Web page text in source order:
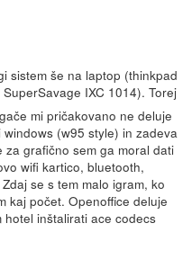
sistem še na laptop (thinkpad
IXC 1014). Torej
mi pričakovano ne deluje
(w95 style) in zadeva
grafično sem ga moral dati
wifi kartico, bluetooth,
se s tem malo igram, ko
kaj počet. Openoffice deluje
inštalirati ace codecs